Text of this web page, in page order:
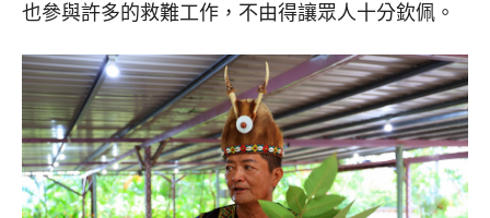
也參與許多的救難工作，不由得讓眾人十分欽佩。